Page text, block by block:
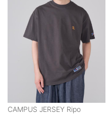
CAMPUS JERSEY Ripo